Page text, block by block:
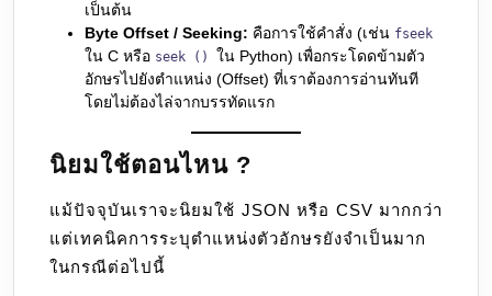
เป็นต้น
Byte Offset / Seeking: คือการใช้คำสั่ง (เช่น fseek
ใน C หรือ seek () ใน Python) เพื่อกระโดดข้ามตัว
อักษรไปยังตำแหน่ง (Offset) ที่เราต้องการอ่านทันที
โดยไม่ต้องไล่จากบรรทัดแรก
นิยมใช้ตอนไหน ?
แม้ปัจจุบันเราจะนิยมใช้ JSON หรือ CSV มากกว่า
แต่เทคนิคการระบุตำแหน่งตัวอักษรยังจำเป็นมาก
ในกรณีต่อไปนี้